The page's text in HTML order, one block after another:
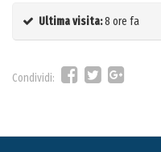
Ultima visita:8 ore fa
Condividi: